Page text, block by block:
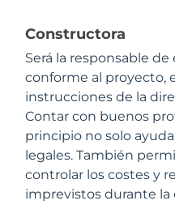
Constructora
Será la responsable
conforme al proyecto,
instrucciones de la
Contar con buenos
principio no solo
legales. También
controlar los costes y
imprevistos durante la